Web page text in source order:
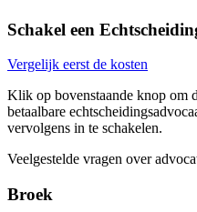
Schakel een
Vergelijk eerst de kosten
Klik op bovenstaande knop om
betaalbare
vervolgens in te schakelen.
Veelgestelde vragen over
Broek